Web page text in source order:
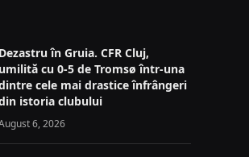
Dezastru în Gruia. CFR Cluj,
umilită cu 0-5 de Tromsø într-una
cele mai drastice înfrângeri
istoria clubului
6, 2026